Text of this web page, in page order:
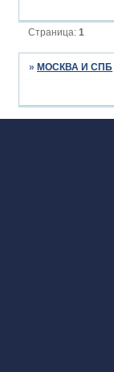
Страница:1
»МОСКВА И СПБ